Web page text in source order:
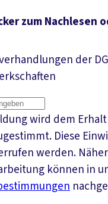
zum Nachlesen
der
wird dem
Diese
werden.
können in